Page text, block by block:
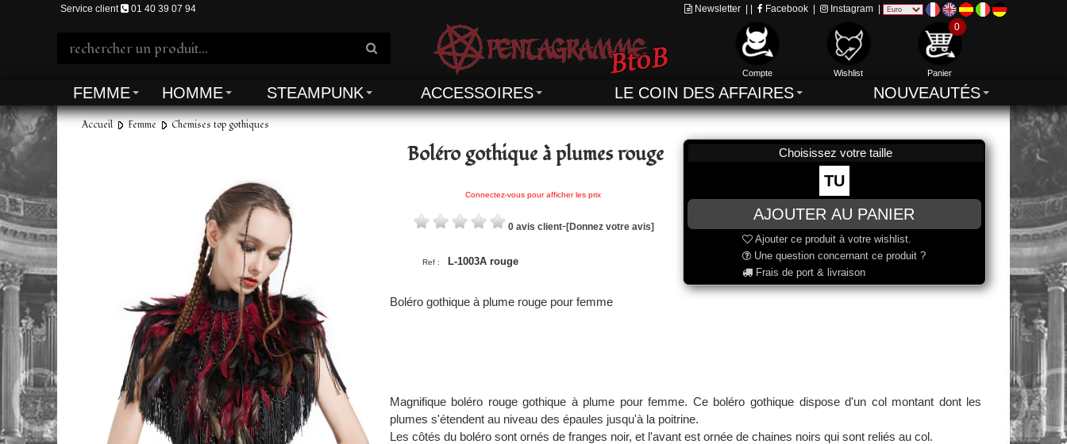
Service client 01 40 39 07 94 Newsletter Facebook Instagram
Compte Wishlist
0
Panier
FEMME HOMME STEAMPUNK ACCESSOIRES LE COIN DES AFFAIRES NOUVEAUTÉS
Accueil Femme Chemises top gothiques
Boléro gothique à plumes rouge
Connectez-vous pour afficher les prix
0 avis client-[Donnez votre avis]
Ref : L-1003A rouge
Choisissez votre taille
TU
Ajouter ce produit à votre wishlist.
Une question concernant ce produit ?
Frais de port & livraison
Boléro gothique à plume rouge pour femme
Magnifique boléro rouge gothique à plume pour femme. Ce boléro gothique dispose d'un col montant dont les
plumes s'étendent au niveau des épaules jusqu'à la poitrine.
Les côtés du boléro sont ornés de franges noir, et l'avant est ornée de chaines noirs qui sont reliés au col.